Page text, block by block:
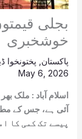
بجلی
خوشخبری
پاکستان پختونخوا
May 6, 2026
اسلام آباد : ملک
پیسے تک کمی کا